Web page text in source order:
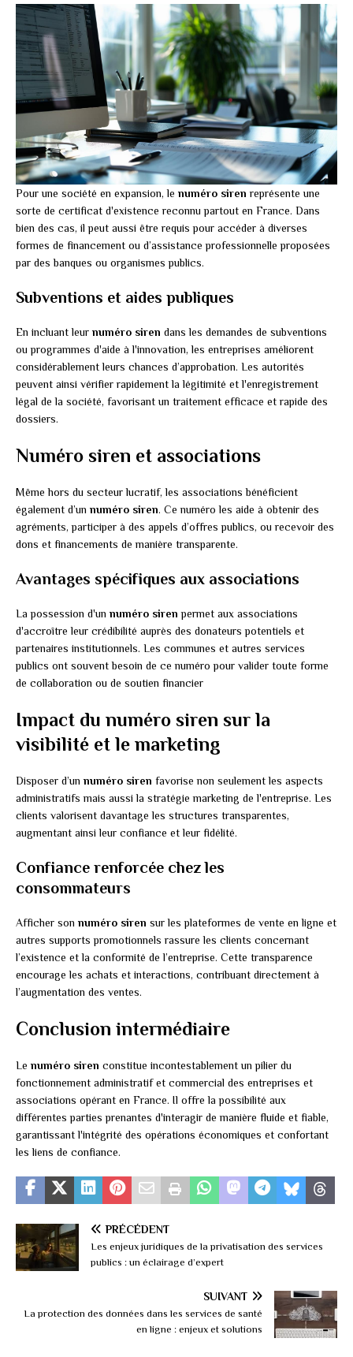
Pour une société en expansion, le numéro siren représente une
sorte de certificat d'existence reconnu partout en France. Dans
bien des cas, il peut aussi être requis pour accéder à diverses
formes de financement ou d’assistance professionnelle proposées
par des banques ou organismes publics.
Subventions et aides publiques
En incluant leur numéro siren dans les demandes de subventions
ou programmes d'aide à l'innovation, les entreprises améliorent
considérablement leurs chances d’approbation. Les autorités
peuvent ainsi vérifier rapidement la légitimité et l'enregistrement
légal de la société, favorisant un traitement efficace et rapide des
dossiers.
Numéro siren et associations
Même hors du secteur lucratif, les associations bénéficient
également d’un numéro siren. Ce numéro les aide à obtenir des
agréments, participer à des appels d’offres publics, ou recevoir des
dons et financements de manière transparente.
Avantages spécifiques aux associations
La possession d'un numéro siren permet aux associations
d'accroître leur crédibilité auprès des donateurs potentiels et
partenaires institutionnels. Les communes et autres services
publics ont souvent besoin de ce numéro pour valider toute forme
de collaboration ou de soutien financier
Impact du numéro siren sur la
visibilité et le marketing
Disposer d’un numéro siren favorise non seulement les aspects
administratifs mais aussi la stratégie marketing de l'entreprise. Les
clients valorisent davantage les structures transparentes,
augmentant ainsi leur confiance et leur fidélité.
Confiance renforcée chez les
consommateurs
Afficher son numéro siren sur les plateformes de vente en ligne et
autres supports promotionnels rassure les clients concernant
l’existence et la conformité de l’entreprise. Cette transparence
encourage les achats et interactions, contribuant directement à
l’augmentation des ventes.
Conclusion intermédiaire
Le numéro siren constitue incontestablement un pilier du
fonctionnement administratif et commercial des entreprises et
associations opérant en France. Il offre la possibilité aux
différentes parties prenantes d'interagir de manière fluide et fiable,
garantissant l'intégrité des opérations économiques et confortant
les liens de confiance.
PRÉCÉDENT
Les enjeux juridiques de la privatisation des services
publics : un éclairage d’expert
SUIVANT
La protection des données dans les services de santé
en ligne : enjeux et solutions